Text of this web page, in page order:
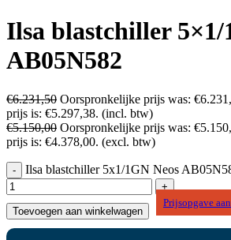
Ilsa blastchiller 5×1/
AB05N582
€6.231,50 Oorspronkelijke prijs was:
prijs is: €5.297,38. (incl. btw)
€5.150,00 Oorspronkelijke prijs was:
prijs is: €4.378,00. (excl. btw)
Ilsa blastchiller 5x1/1GN Neos
Toevoegen aan winkelwagen
Prijsopgave